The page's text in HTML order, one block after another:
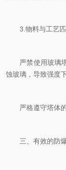
3.物料与工艺匹
严禁使用玻璃塔
蚀玻璃，导致强度下
严格遵守塔体的
三、有效的防爆